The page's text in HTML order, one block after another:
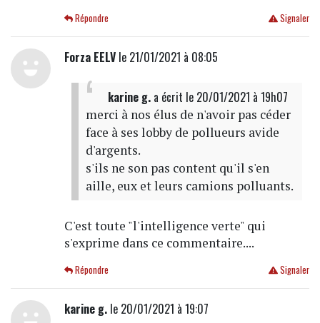
Signaler
Répondre
Forza EELVle 21/01/2021 à 08:05
karine g.a écrit le 20/01/2021 à 19h07
merci à nos élus de n'avoir pas céder
face à ses lobby de pollueurs avide
d'argents.
s'ils ne son pas content qu'il s'en
aille, eux et leurs camions polluants.
C'est toute "l'intelligence verte" qui
s'exprime dans ce commentaire....
Signaler
Répondre
karine g.le 20/01/2021 à 19:07